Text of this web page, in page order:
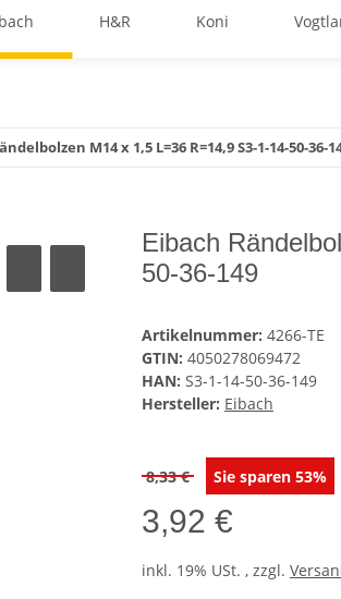
H&R Koni
M14 x 1,5 L=36 R=14,9 S3-1-14-50-36-
Eibach
50-36-149
Artikelnummer: 4266-TE
GTIN: 4050278069472
HAN: S3-1-14-50-36-149
Hersteller: Eibach
8,33 € Sie sparen 53%
3,92 €
inkl. 19% USt. , zzgl.